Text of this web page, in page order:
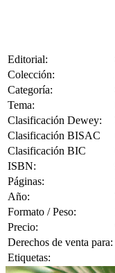
Editorial:
Colección:
Categoría:
Tema:
Clasificación Dewey:
Clasificación BISAC
Clasificación BIC
ISBN:
Páginas:
Año:
Formato / Peso:
Precio:
Derechos de venta para:
Etiquetas: